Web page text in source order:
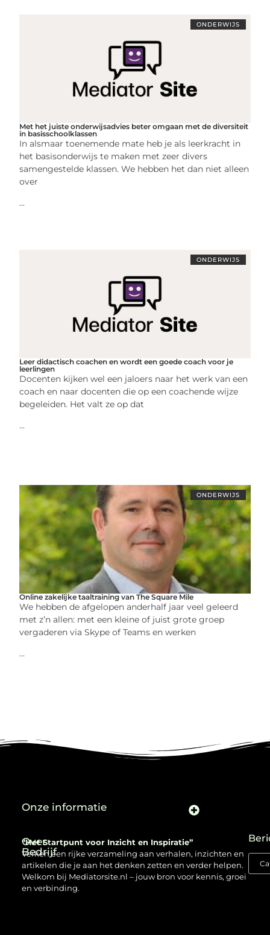
ONDERWIJS
Met het juiste onderwijsadvies beter omgaan met de diversiteit
in basisschoolklassen
In alsmaar toenemende mate heb je als leerkracht in
het basisonderwijs te maken met zeer divers
samengestelde klassen. We hebben het dan niet alleen
over
...
ONDERWIJS
Leer didactisch coachen en wordt een goede coach voor je
leerlingen
Docenten kijken wel een jaloers naar het werk van een
coach en naar docenten die op een coachende wijze
begeleiden. Het valt ze op dat
...
ONDERWIJS
Online zakelijke taaltraining van The Square Mile
We hebben de afgelopen anderhalf jaar veel geleerd
met z’n allen: met een kleine of juist grote groep
vergaderen via Skype of Teams en werken
...
Over
Bedrijf
“Het Startpunt voor Inzicht en Inspiratie”
Verken een rijke verzameling aan verhalen, inzichten en
artikelen die je aan het denken zetten en verder helpen.
Welkom bij Mediatorsite.nl – jouw bron voor kennis, groei
en verbinding.
Onze informatie